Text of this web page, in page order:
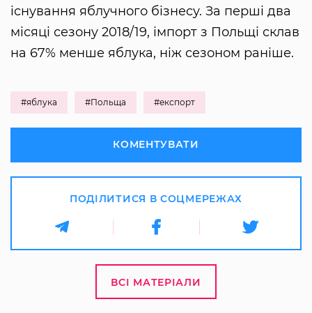
існування яблучного бізнесу. За перші два
місяці сезону 2018/19, імпорт з Польщі склав
на 67% менше яблука, ніж сезоном раніше.
#яблука #Польща #експорт
КОМЕНТУВАТИ
ПОДІЛИТИСЯ В СОЦМЕРЕЖАХ
ВСІ МАТЕРІАЛИ